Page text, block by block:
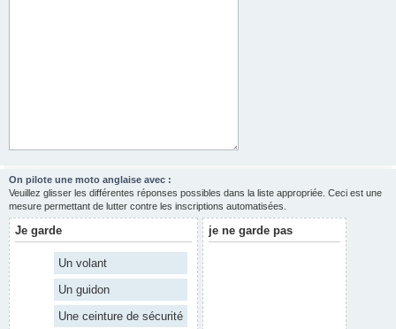
On pilote une moto anglaise avec :
Veuillez glisser les différentes réponses possibles dans la liste appropriée. Ceci est une
mesure permettant de lutter contre les inscriptions automatisées.
Je garde
Un volant
Un guidon
Une ceinture de sécurité
je ne garde pas